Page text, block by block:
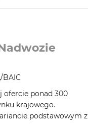
BAIC
ofercie ponad 300
krajowego.
podstawowym z